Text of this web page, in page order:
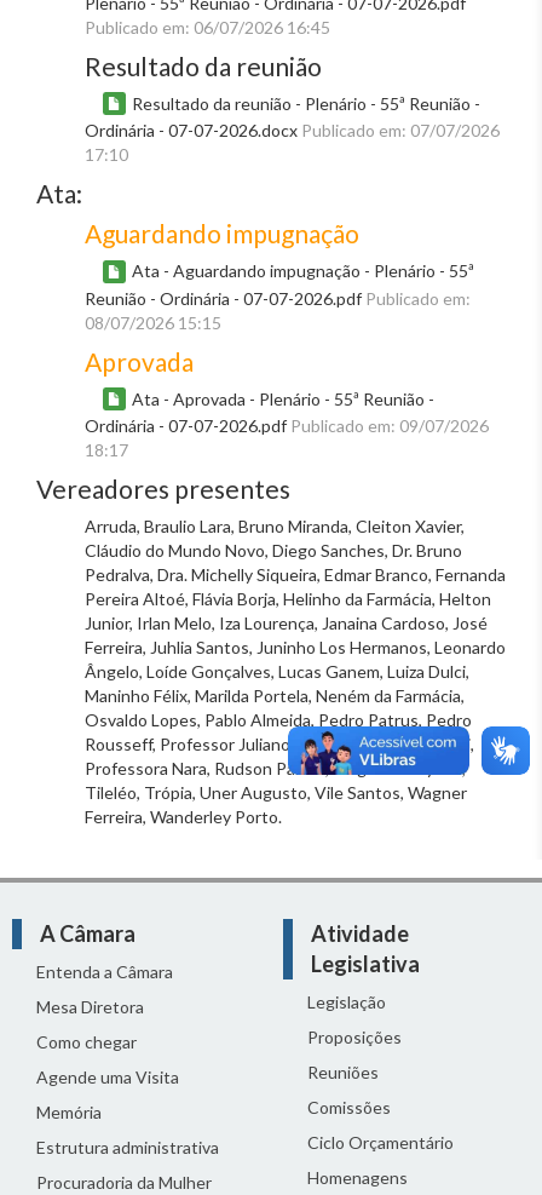
Publicado em: 06/07/2026 16:45
Resultado da reunião
Resultado da reunião - Plenário - 55ª Reunião -
Ordinária - 07-07-2026.docx Publicado em: 07/07/2026
17:10
Ata:
Aguardando impugnação
Ata - Aguardando impugnação - Plenário - 55ª
Reunião - Ordinária - 07-07-2026.pdf Publicado em:
08/07/2026 15:15
Aprovada
Ata - Aprovada - Plenário - 55ª Reunião -
Ordinária - 07-07-2026.pdf Publicado em: 09/07/2026
18:17
Vereadores presentes
Arruda, Braulio Lara, Bruno Miranda, Cleiton Xavier,
Cláudio do Mundo Novo, Diego Sanches, Dr. Bruno
Pedralva, Dra. Michelly Siqueira, Edmar Branco, Fernanda
Pereira Altoé, Flávia Borja, Helinho da Farmácia, Helton
Junior, Irlan Melo, Iza Lourença, Janaina Cardoso, José
Ferreira, Juhlia Santos, Juninho Los Hermanos, Leonardo
Ângelo, Loíde Gonçalves, Lucas Ganem, Luiza Dulci,
Maninho Félix, Marilda Portela, Neném da Farmácia,
Osvaldo Lopes, Pablo Almeida, Pedro Patrus, Pedro
Rousseff, Professor Juliano Lopes, Professora Marli,
Professora Nara, Rudson Paixão, Sargento Jalyson,
Tileléo, Trópia, Uner Augusto, Vile Santos, Wagner
Ferreira, Wanderley Porto.
A Câmara
Entenda a Câmara
Mesa Diretora
Como chegar
Agende uma Visita
Memória
Estrutura administrativa
Procuradoria da Mulher
Atividade
Legislativa
Legislação
Proposições
Reuniões
Comissões
Ciclo Orçamentário
Homenagens